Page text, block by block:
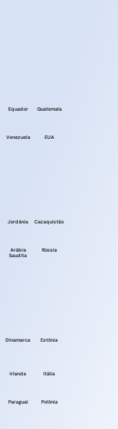
Equador Guatemala
Venezuela EUA
Jordânia Cazaquistão
Arábia
Saudita
Rússia
Dinamarca Estônia
Irlanda Itália
Paraguai Polônia